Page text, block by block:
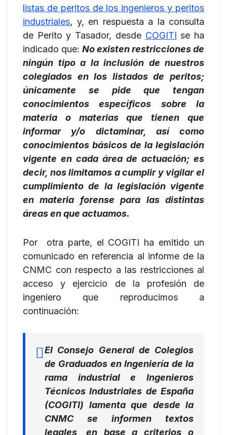
listas de peritos de los ingenieros y peritos
industriales, y, en respuesta a la consulta
de Perito y Tasador, desde COGITI se ha
indicado que: No existen restricciones de
ningún tipo a la inclusión de nuestros
colegiados en los listados de peritos;
únicamente se pide que tengan
conocimientos específicos sobre la
materia o materias que tienen que
informar y/o dictaminar, así como
conocimientos básicos de la legislación
vigente en cada área de actuación; es
decir, nos limitamos a cumplir y vigilar el
cumplimiento de la legislación vigente
en materia forense para las distintas
áreas en que actuamos.
Por otra parte, el COGITI ha emitido un
comunicado en referencia al informe de la
CNMC con respecto a las restricciones al
acceso y ejercicio de la profesión de
ingeniero que reproducimos a
continuación:
El Consejo General de Colegios
de Graduados en Ingeniería de la
rama industrial e Ingenieros
Técnicos Industriales de España
(COGITI) lamenta que desde la
CNMC se informen textos
legales, en base a criterios o